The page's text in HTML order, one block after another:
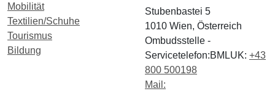
Mobilität
Textilien/Schuhe
Tourismus
Bildung
Stubenbastei 5
1010 Wien, Österreich
Ombudsstelle -
Servicetelefon:BMLUK: +43
800 500198
Mail: